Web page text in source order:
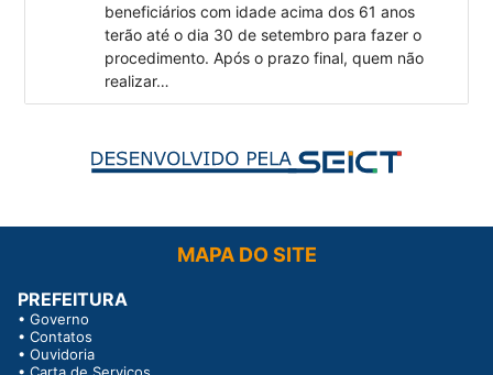
beneficiários com idade acima dos 61 anos
terão até o dia 30 de setembro para fazer o
procedimento. Após o prazo final, quem não
realizar…
MAPA DO SITE
PREFEITURA
• Governo
• Contatos
• Ouvidoria